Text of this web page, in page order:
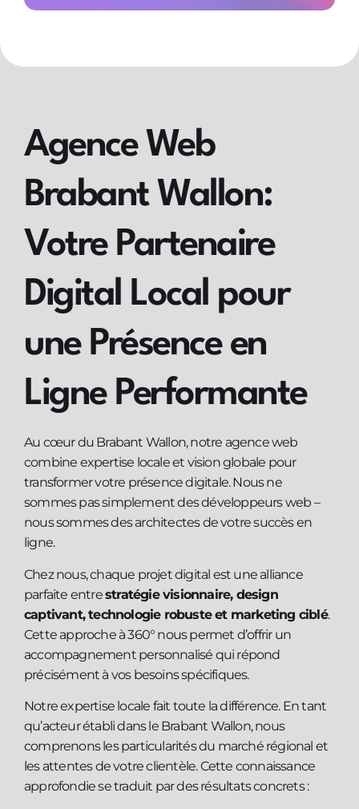
Agence Web
Brabant Wallon:
Votre Partenaire
Digital Local pour
une Présence en
Ligne Performante
Au cœur du Brabant Wallon, notre agence web
combine expertise locale et vision globale pour
transformer votre présence digitale. Nous ne
sommes pas simplement des développeurs web –
nous sommes des architectes de votre succès en
ligne.
Chez nous, chaque projet digital est une alliance
parfaite entrestratégie visionnaire, design
captivant, technologie robuste et marketing ciblé.
Cette approche à 360° nous permet d’offrir un
accompagnement personnalisé qui répond
précisément à vos besoins spécifiques.
Notre expertise locale fait toute la différence. En tant
qu’acteur établi dans le Brabant Wallon, nous
comprenons les particularités du marché régional et
les attentes de votre clientèle. Cette connaissance
approfondie se traduit par des résultats concrets :